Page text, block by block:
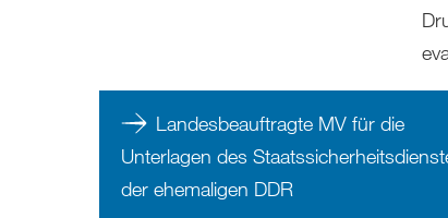
Landesbeauftragte MV für die
Unterlagen des
der ehemaligen DDR